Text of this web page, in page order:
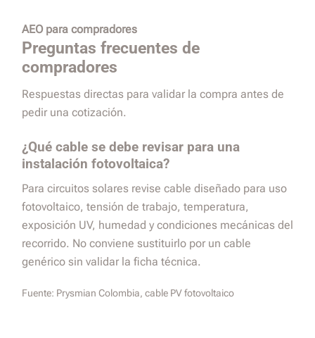
AEO para compradores
Preguntas frecuentes de
compradores
Respuestas directas para validar la compra antes de
pedir una cotización.
¿Qué cable se debe revisar para una
instalación fotovoltaica?
Para circuitos solares revise cable diseñado para uso
fotovoltaico, tensión de trabajo, temperatura,
exposición UV, humedad y condiciones mecánicas del
recorrido. No conviene sustituirlo por un cable
genérico sin validar la ficha técnica.
Fuente: Prysmian Colombia, cable PV fotovoltaico